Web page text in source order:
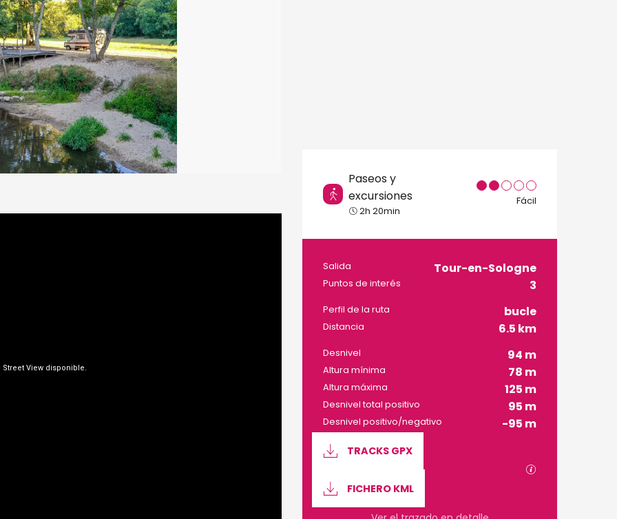
Paseos y
excursiones
2h 20min
Fácil
Información
Salida Tour-en-Sologne
Puntos de interés 3
Perfil de la ruta bucle
Distancia 6.5 km
Desnivel 94 m
Altura mínima 78 m
Altura máxima 125 m
Desnivel total positivo 95 m
Desnivel positivo/negativo -95 m
Documentación
TRACKS GPX
FICHERO KML
Los archivos